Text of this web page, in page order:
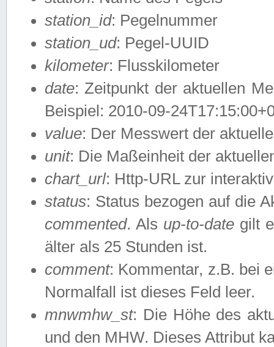
station_id: Pegelnummer
station_ud: Pegel-UUID
kilometer: Flusskilometer
date: Zeitpunkt der aktuellen
Beispiel: 2010-09-
value: Der Messwert der
unit: Die Maßeinheit der
chart_url: Http-URL zur
status: Status bezogen auf die
commented. Als up-to-date gilt
älter als 25 Stunden ist.
comment: Kommentar, z.B. bei
Normalfall ist dieses Feld leer.
mnwmhw_st: Die Höhe des
und den MHW. Dieses Attribut